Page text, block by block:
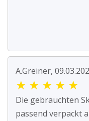
A.Greiner,
★ ★ ★ ★ ★
Die gebrauchten
passend verpackt